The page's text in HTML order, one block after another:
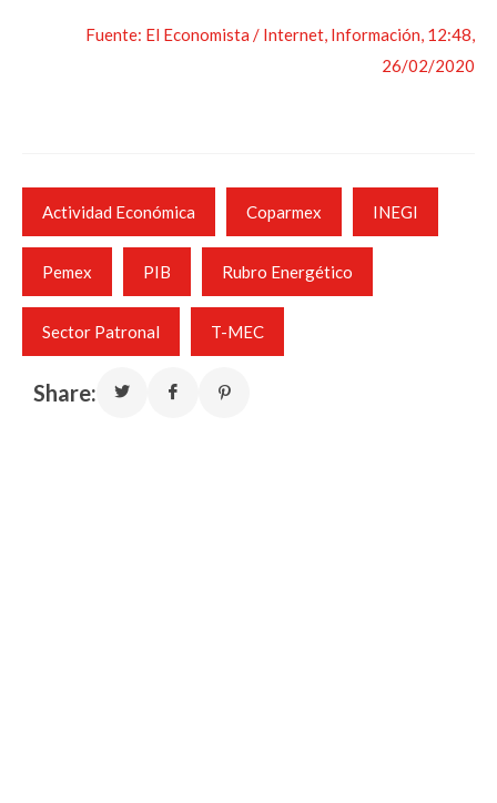
Fuente: El Economista / Internet, Información, 12:48,
26/02/2020
Actividad Económica Coparmex INEGI
Pemex PIB Rubro Energético
Sector Patronal T-MEC
Share: